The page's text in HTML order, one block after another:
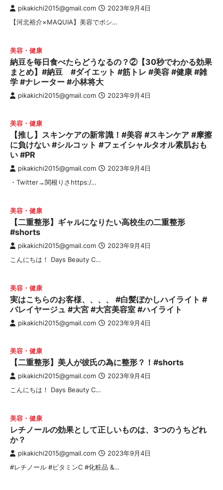
pikakichi2015@gmail.com 2023年9月4日
【河北裕介×MAQUIA】美容でポシ…
美容・健康
納豆を毎日食べたらどうなるの？②【30秒でわかる効果
まとめ】#納豆 #ダイエット #筋トレ #美容 #健康 #雑
学 #ナレーター #小林将大
pikakichi2015@gmail.com 2023年9月4日
美容・健康
【推し】スキンケアの新常識！#美容 #スキンケア #摩擦
に負けない #シルコット #フェイシャルタオル素肌おも
い #PR
pikakichi2015@gmail.com 2023年9月4日
・Twitter→関根りさhttps:/…
美容・健康
【二重整形】ギャルになりたい高校生の二重整形
#shorts
pikakichi2015@gmail.com 2023年9月4日
こんにちは！ Days Beauty C…
美容・健康
実はこちらのお客様、、、、 #白髪ぼかしハイライト #
バレイヤージュ #大宮 #大宮美容室 #ハイライト
pikakichi2015@gmail.com 2023年9月4日
美容・健康
【二重整形】美人が彼氏の為に整形？！#shorts
pikakichi2015@gmail.com 2023年9月4日
こんにちは！ Days Beauty C…
美容・健康
レチノールの効果として正しいものは、3つのうちどれ
か？
pikakichi2015@gmail.com 2023年9月4日
#レチノール #ビタミンC #化粧品 &…